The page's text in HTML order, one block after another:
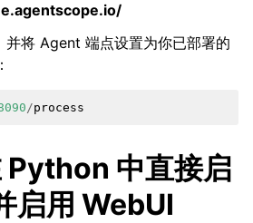
并将 Agent 端点设置为你已部署的
/process
Python 中直接启
启用 WebUI